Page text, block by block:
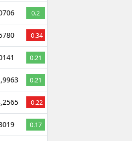
0.2
-0.34
0.21
0.21
-0.22
0.17